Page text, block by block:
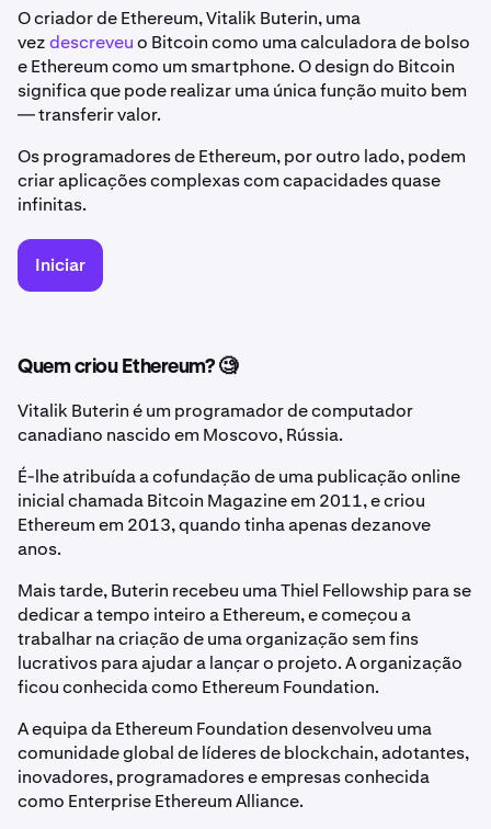
O criador de Ethereum, Vitalik Buterin, uma
vezdescreveuo Bitcoin como uma calculadora de bolso
e Ethereum como um smartphone. O design do Bitcoin
significa que pode realizar uma única função muito bem
— transferir valor.
Os programadores de Ethereum, por outro lado, podem
criar aplicações complexas com capacidades quase
infinitas.
Iniciar
Quem criou Ethereum? 🧐
Vitalik Buterin é um programador de computador
canadiano nascido em Moscovo, Rússia.
É-lhe atribuída a cofundação de uma publicação online
inicial chamada Bitcoin Magazine em 2011, e criou
Ethereum em 2013, quando tinha apenas dezanove
anos.
Mais tarde, Buterin recebeu uma Thiel Fellowship para se
dedicar a tempo inteiro a Ethereum, e começou a
trabalhar na criação de uma organização sem fins
lucrativos para ajudar a lançar o projeto. A organização
ficou conhecida como Ethereum Foundation.
A equipa da Ethereum Foundation desenvolveu uma
comunidade global de líderes de blockchain, adotantes,
inovadores, programadores e empresas conhecida
como Enterprise Ethereum Alliance.